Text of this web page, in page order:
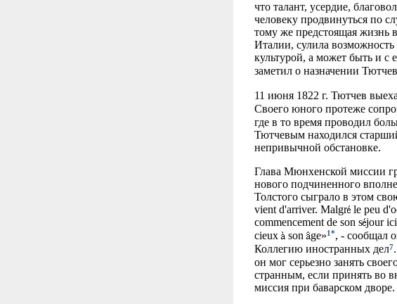
что талант, усердие,
человеку продвинуться по
тому же предстоящая жизнь
Италии, сулила возможность
культурой, а может быть и с
заметил о назначении
11 июня 1822 г. Тютчев
Своего юного протеже
где в то время проводил
Тютчевым находился
непривычной обстановке.
Глава Мюнхенской миссии
нового подчиненного
Толстого сыграло в этом
vient d'arriver. Malgr le peu
commencement de son s jour
cieux
son ge»1*, - сообщал
Коллегию иностранных дел7
он мог серьезно занять
странным, если принять во
миссия при баварском дворе.